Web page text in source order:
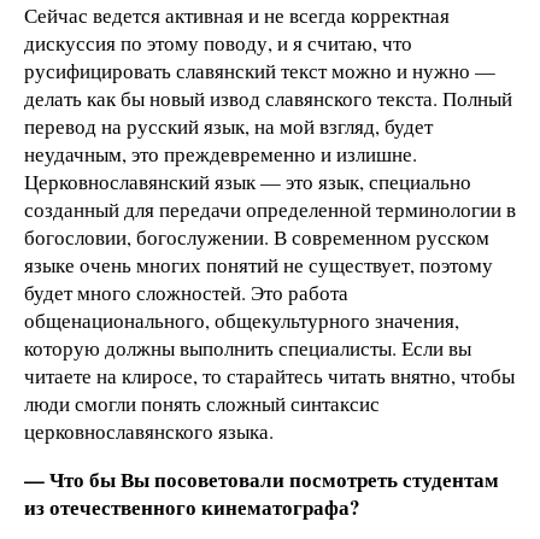
Сейчас ведется активная и не всегда корректная
дискуссия по этому поводу, и я считаю, что
русифицировать славянский текст можно и нужно —
делать как бы новый извод славянского текста. Полный
перевод на русский язык, на мой взгляд, будет
неудачным, это преждевременно и излишне.
Церковнославянский язык — это язык, специально
созданный для передачи определенной терминологии в
богословии, богослужении. В современном русском
языке очень многих понятий не существует, поэтому
будет много сложностей. Это работа
общенационального, общекультурного значения,
которую должны выполнить специалисты. Если вы
читаете на клиросе, то старайтесь читать внятно, чтобы
люди смогли понять сложный синтаксис
церковнославянского языка.
— Что бы Вы посоветовали посмотреть студентам
из отечественного кинематографа?